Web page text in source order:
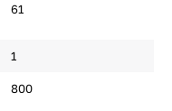
61
1
800